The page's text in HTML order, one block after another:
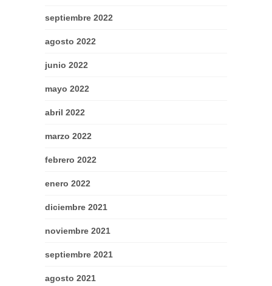
septiembre 2022
agosto 2022
junio 2022
mayo 2022
abril 2022
marzo 2022
febrero 2022
enero 2022
diciembre 2021
noviembre 2021
septiembre 2021
agosto 2021